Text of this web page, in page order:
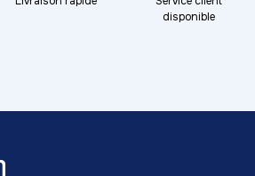
disponible